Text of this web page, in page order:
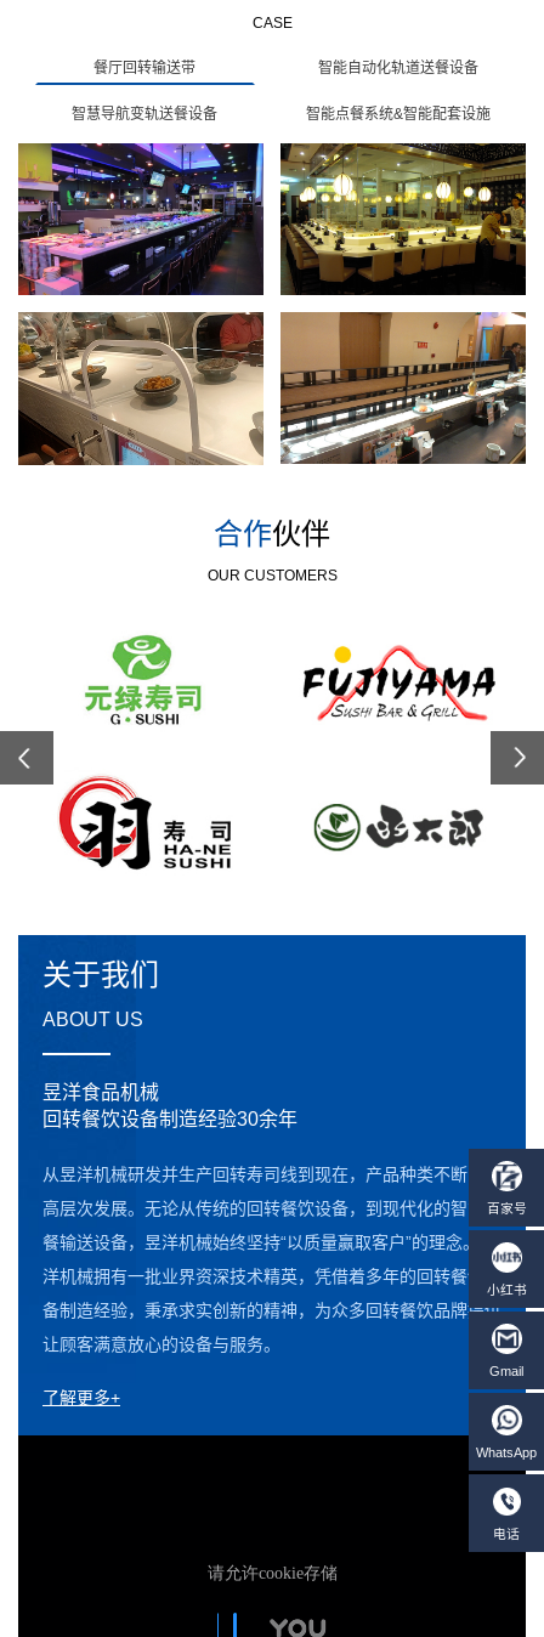
CASE
餐厅回转输送带 智能自动化轨道送餐设备
智慧导航变轨送餐设备 智能点餐系统&智能配套设施
合作伙伴
OUR CUSTOMERS
关于我们
ABOUT US
昱洋食品机械
回转餐饮设备制造经验30余年
从昱洋机械研发并生产回转寿司线到现在，产品种类不断向更
高层次发展。无论从传统的回转餐饮设备，到现代化的智能点
餐输送设备，昱洋机械始终坚持“以质量赢取客户”的理念。昱
洋机械拥有一批业界资深技术精英，凭借着多年的回转餐饮设
备制造经验，秉承求实创新的精神，为众多回转餐饮品牌提供
让顾客满意放心的设备与服务。
了解更多+